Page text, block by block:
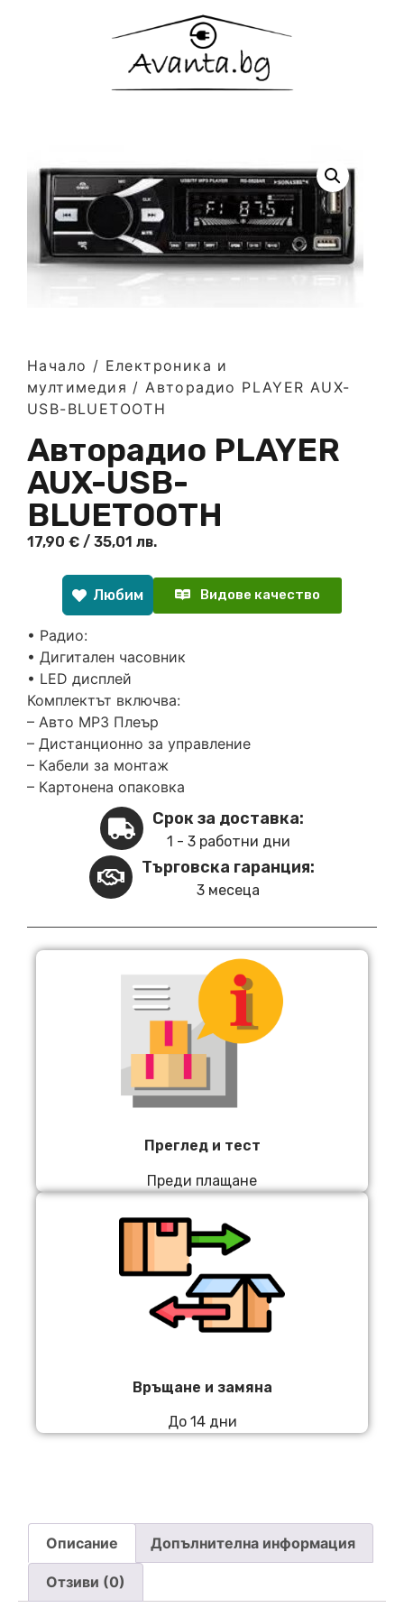
Начало / Електроника и
мултимедия / Авторадио PLAYER AUX-
USB-BLUETOOTH
Авторадио PLAYER
AUX-USB-
BLUETOOTH
17,90 € / 35,01 лв.
Любим Видове качество
• Радио:
• Дигитален часовник
• LED дисплей
Комплектът включва:
– Авто MP3 Плеър
– Дистанционно за управление
– Кабели за монтаж
– Картонена опаковка
Срок за доставка:
1 - 3 работни дни
Търговска гаранция:
3 месеца
Преглед и тест
Преди плащане
Връщане и замяна
До 14 дни
Описание Допълнителна информация
Отзиви (0)